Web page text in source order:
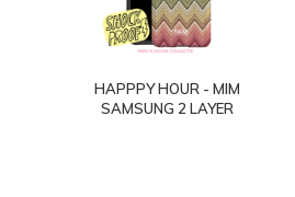
HAPPPY HOUR - MIM
SAMSUNG 2 LAYER